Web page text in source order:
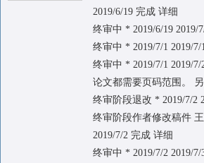
2019/6/19 完成 详细
终审中 * 2019/6/19 2019/
终审中 * 2019/7/1 2019/7/
终审中 * 2019/7/1 2019/
论文都需要页码范围。
终审阶段退改 * 2019/7/2
终审阶段作者修改稿件
2019/7/2 完成 详细
终审中 * 2019/7/2 2019/